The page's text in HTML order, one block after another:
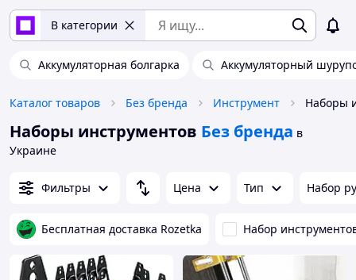
В категории
Аккумуляторная болгарка Аккумуляторный
Каталог товаров Без бренда Инструмент Наборы
Наборы инструментов Без бренда в
Украине
Фильтры Цена Тип Набор
Бесплатная доставка Rozetka Набор